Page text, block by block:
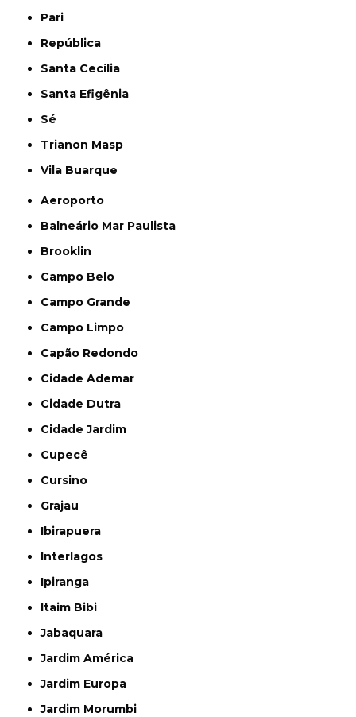
Pari
República
Santa Cecília
Santa Efigênia
Sé
Trianon Masp
Vila Buarque
Aeroporto
Balneário Mar Paulista
Brooklin
Campo Belo
Campo Grande
Campo Limpo
Capão Redondo
Cidade Ademar
Cidade Dutra
Cidade Jardim
Cupecê
Cursino
Grajau
Ibirapuera
Interlagos
Ipiranga
Itaim Bibi
Jabaquara
Jardim América
Jardim Europa
Jardim Morumbi